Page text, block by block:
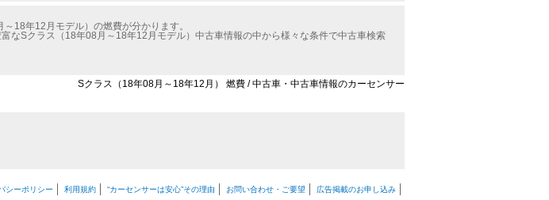
18年12月モデル）の燃費が分かります。
なSクラス（18年08月～18年12月モデル）中古車情報の中から様々な条件で中古車検索
Sクラス（18年08月～18年12月） 燃費 / 中古車・中古車情報のカーセンサー
シーポリシー 利用規約 “カーセンサーは安心”その理由 お問い合わせ・ご要望 広告掲載のお申し込み